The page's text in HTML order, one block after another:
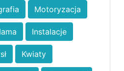
Motoryzacja
Instalacje
Kwiaty